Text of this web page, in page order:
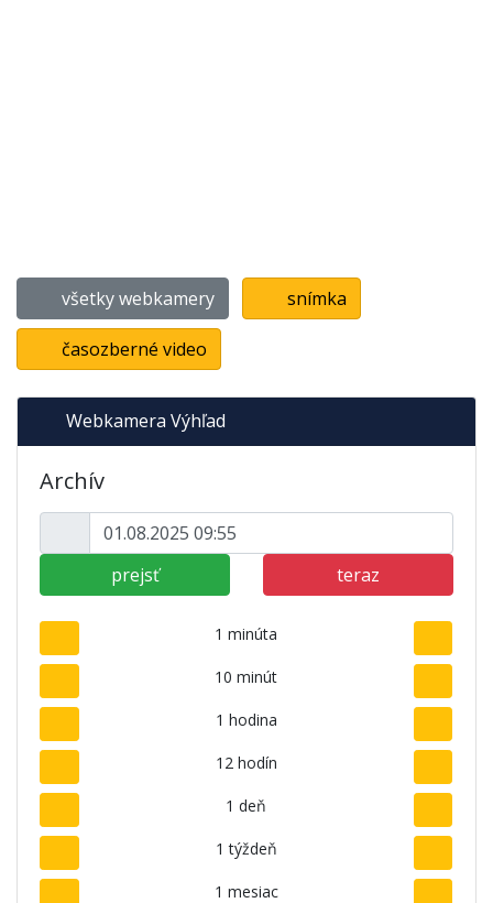
všetky webkamery snímka
časozberné video
Webkamera Výhľad
Archív
prejsť teraz
1 minúta
10 minút
1 hodina
12 hodín
1 deň
1 týždeň
1 mesiac